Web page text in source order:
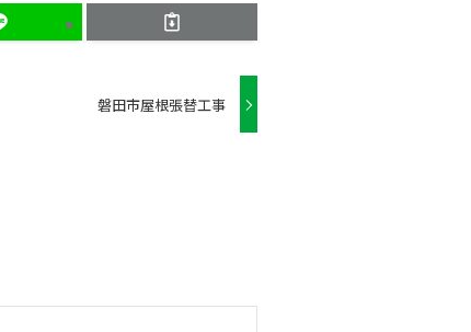
磐田市屋根張替工事